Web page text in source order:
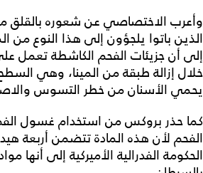
وأعرب الاختصاصي عن شعوره بالقلق
الذين باتوا يلجؤون إلى هذا النوع من
إلى أن جزيئات الفحم الكاشطة تعمل
خلال إزالة طبقة من المينا، وهي
يحمي الأسنان من خطر التسوس
كما حذر بروكس من استخدام غسول
الفحم لأن هذه المادة تتضمن أربعة
الحكومة الفدرالية الأميركية إلى أنها